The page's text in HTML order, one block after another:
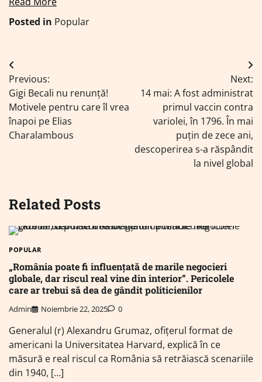
Posted in Popular
Navigare
în
articole
Previous:
Gigi Becali nu renunță!
Motivele pentru care îl vrea
înapoi pe Elias
Charalambous
Next:
14 mai: A fost administrat
primul vaccin contra
variolei, în 1796. În mai
puțin de zece ani,
descoperirea s-a răspândit
la nivel global
Related Posts
POPULAR
„România poate fi influențată de marile negocieri
globale, dar riscul real vine din interior”. Pericolele
care ar trebui să dea de gândit politicienilor
Admin Noiembrie 22, 2025 0
Generalul (r) Alexandru Grumaz, ofițerul format de
americani la Universitatea Harvard, explică în ce
măsură e real riscul ca România să retrăiască scenariile
din 1940, […]